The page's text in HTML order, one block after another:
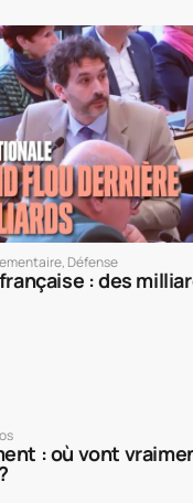
, Défense
: des
: où vont